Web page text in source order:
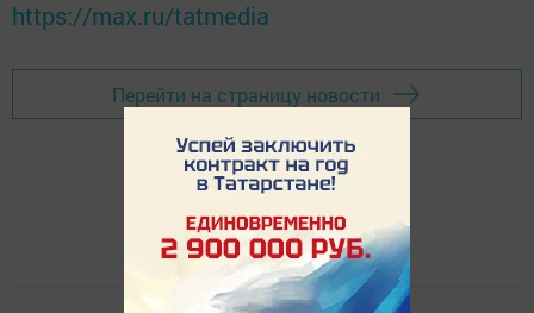
https://max.ru/tatmedia
Перейти на страницу новости